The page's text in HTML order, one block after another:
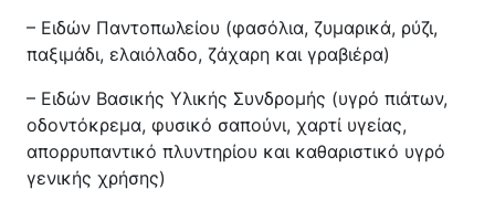
– Ειδών Παντοπωλείου (φασόλια, ζυμαρικά, ρύζι,
παξιμάδι, ελαιόλαδο, ζάχαρη και γραβιέρα)
– Ειδών Βασικής Υλικής Συνδρομής (υγρό πιάτων,
οδοντόκρεμα, φυσικό σαπούνι, χαρτί υγείας,
απορρυπαντικό πλυντηρίου και καθαριστικό υγρό
γενικής χρήσης)